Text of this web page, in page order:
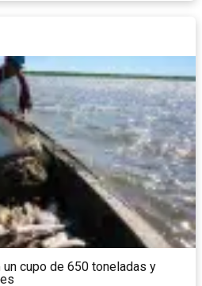
un cupo de 650 toneladas y